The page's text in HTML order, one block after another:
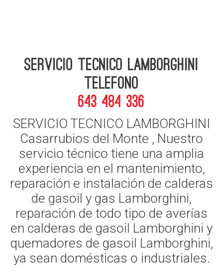
Servicio Tecnico Lamborghini
telefono
643 484 336
SERVICIO TECNICO LAMBORGHINI
Casarrubios del Monte , Nuestro
servicio técnico tiene una amplia
experiencia en el mantenimiento,
reparación e instalación de calderas
de gasoil y gas Lamborghini,
reparación de todo tipo de averías
en calderas de gasoil Lamborghini y
quemadores de gasoil Lamborghini,
ya sean domésticas o industriales.